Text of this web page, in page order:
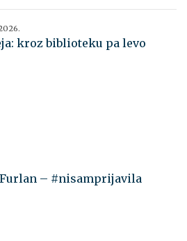
kroz biblioteku pa levo
– #nisamprijavila